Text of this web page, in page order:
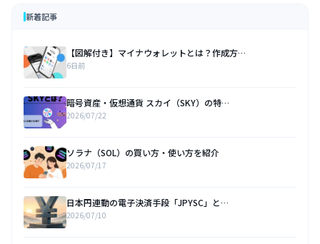
新着記事
【図解付き】マイナウォレットとは？作成方…
6日前
暗号資産・仮想通貨 スカイ（SKY）の特…
2026/07/22
ソラナ（SOL）の買い方・使い方を紹介
2026/07/17
日本円連動の電子決済手段「JPYSC」と…
2026/07/10